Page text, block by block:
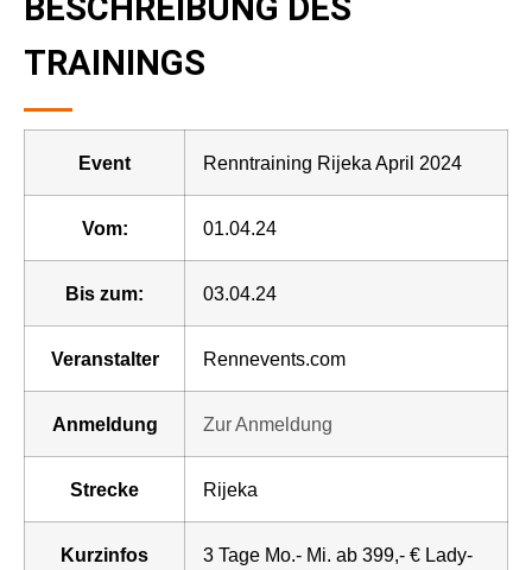
TRAININGS
Event Renntraining Rijeka April 2024
Vom: 01.04.24
Bis zum: 03.04.24
Veranstalter Rennevents.com
Anmeldung Zur Anmeldung
Strecke Rijeka
Kurzinfos
3 Tage Mo.- Mi. ab 399,- € Lady-